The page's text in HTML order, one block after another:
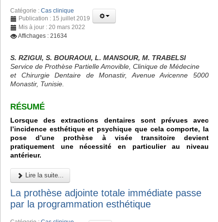
Catégorie : Cas clinique
Publication : 15 juillet 2019
Mis à jour : 20 mars 2022
Affichages : 21634
S. RZIGUI, S. BOURAOUI, L. MANSOUR, M. TRABELSI
Service de Prothèse Partielle Amovible, Clinique de Médecine
et Chirurgie Dentaire de Monastir, Avenue Avicenne 5000
Monastir, Tunisie.
RÉSUMÉ
Lorsque des extractions dentaires sont prévues avec
l’incidence esthétique et psychique que cela comporte, la
pose d’une prothèse à visée transitoire devient
pratiquement une nécessité en particulier au niveau
antérieur.
Lire la suite...
La prothèse adjointe totale immédiate passe
par la programmation esthétique